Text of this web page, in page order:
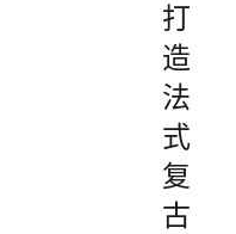
打
造
法
式
复
古